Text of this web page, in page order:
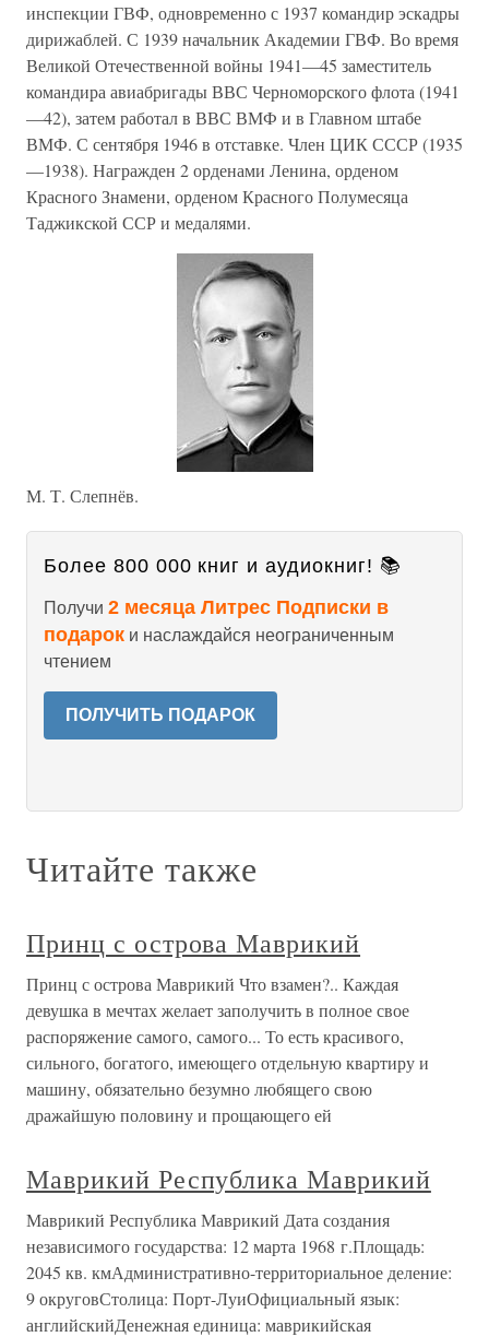
инспекции ГВФ, одновременно с 1937 командир эскадры
дирижаблей. С 1939 начальник Академии ГВФ. Во время
Великой Отечественной войны 1941—45 заместитель
командира авиабригады ВВС Черноморского флота (1941
—42), затем работал в ВВС ВМФ и в Главном штабе
ВМФ. С сентября 1946 в отставке. Член ЦИК СССР (1935
—1938). Награжден 2 орденами Ленина, орденом
Красного Знамени, орденом Красного Полумесяца
Таджикской ССР и медалями.
М. Т. Слепнёв.
Более 800 000 книг и аудиокниг! 📚
Получи 2 месяца Литрес Подписки в
подарок и наслаждайся неограниченным
чтением
ПОЛУЧИТЬ ПОДАРОК
Читайте также
Принц с острова Маврикий
Принц с острова Маврикий Что взамен?.. Каждая
девушка в мечтах желает заполучить в полное свое
распоряжение самого, самого... То есть красивого,
сильного, богатого, имеющего отдельную квартиру и
машину, обязательно безумно любящего свою
дражайшую половину и прощающего ей
Маврикий Республика Маврикий
Маврикий Республика Маврикий Дата создания
независимого государства: 12 марта 1968 г.Площадь:
2045 кв. кмАдминистративно-территориальное деление:
9 округовСтолица: Порт-ЛуиОфициальный язык:
английскийДенежная единица: маврикийская